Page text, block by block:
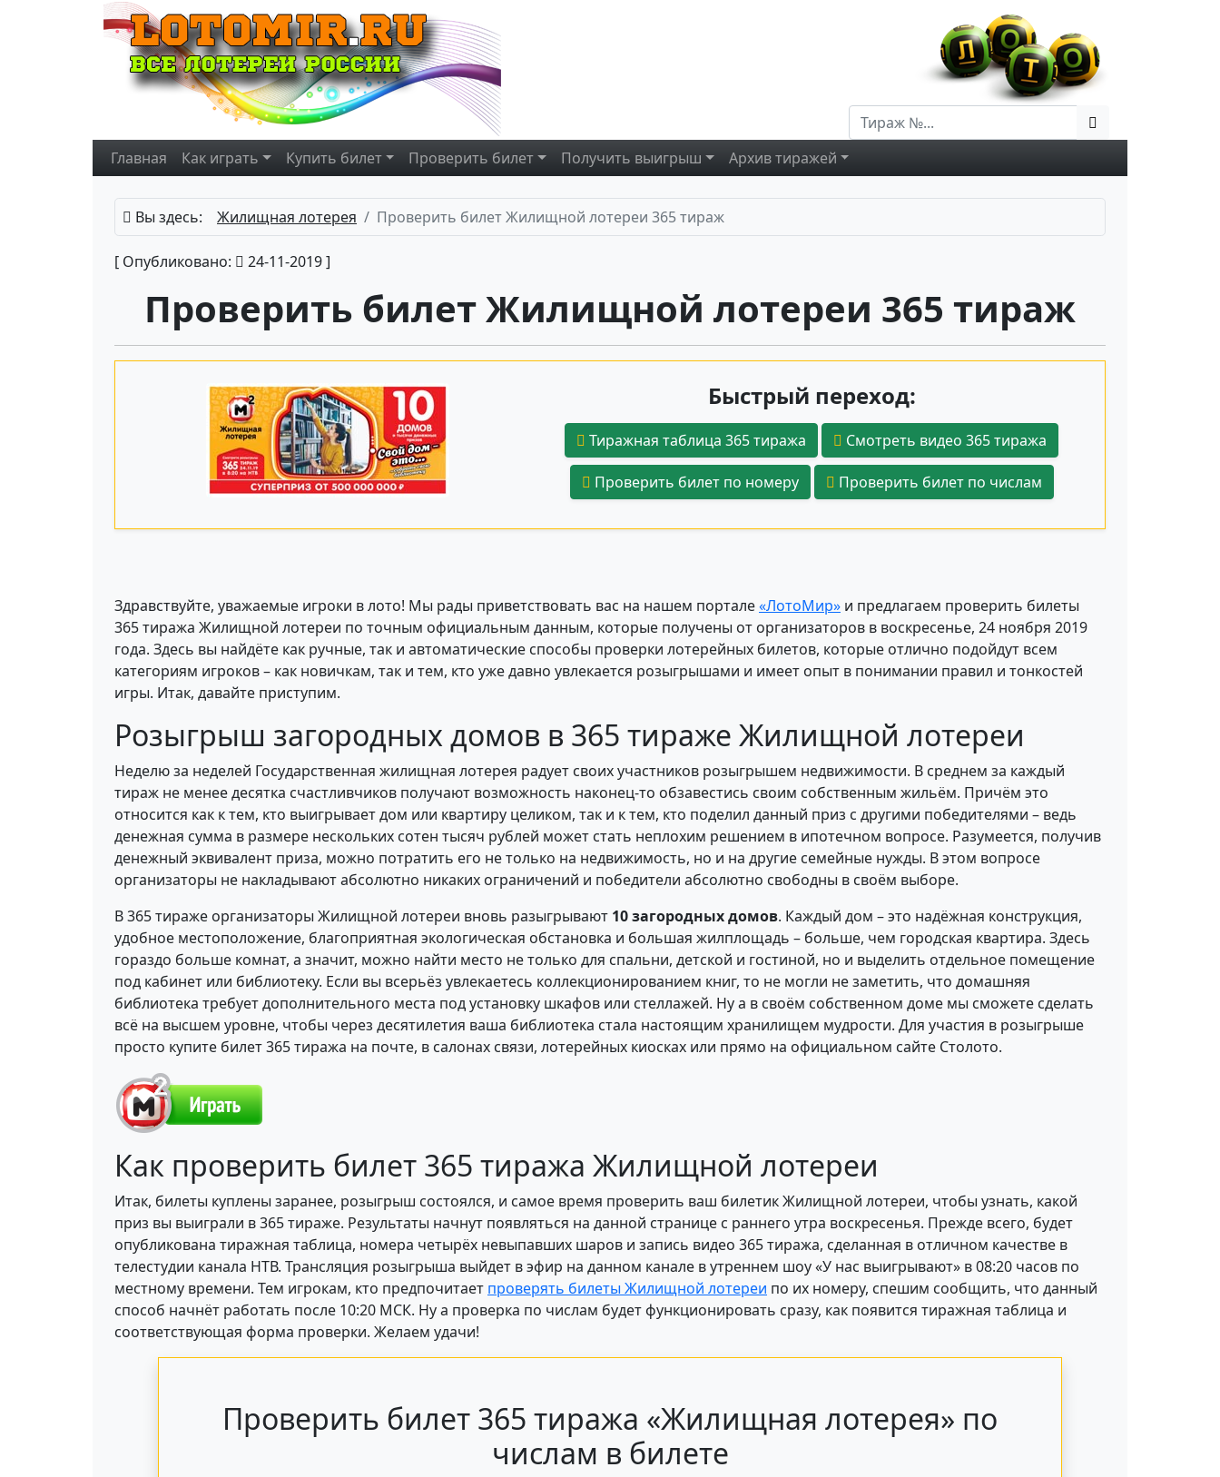
Главная Как играть Купить билет Проверить билет Получить выигрыш Архивтиражей
Вы здесь: Жилищная лотерея Проверить билет Жилищной лотереи 365 тираж
[ Опубликовано: 24-11-2019 ]
Проверить билет Жилищной лотереи 365 тираж
Быстрый переход:
Тиражная таблица 365 тиража Смотреть видео 365 тиража
Проверить билет по номеру Проверить билет по числам
Здравствуйте, уважаемые игроки в лото! Мы рады приветствовать вас на нашем портале«ЛотоМир» и предлагаем проверить билеты
365 тиража Жилищной лотереи по точным официальным данным, которые получены от организаторов в воскресенье, 24 ноября 2019
года. Здесь вы найдёте как ручные, так и автоматические способы проверки лотерейных билетов, которые отлично подойдут всем
категориям игроков – как новичкам, так и тем, кто уже давно увлекается розыгрышами и имеет опыт в понимании правил и тонкостей
игры. Итак, давайте приступим.
Розыгрыш загородных домов в 365 тираже Жилищной лотереи
Неделю за неделей Государственная жилищная лотерея радует своих участников розыгрышем недвижимости. В среднем за каждый
тираж не менее десятка счастливчиков получают возможность наконец-то обзавестись своим собственным жильём. Причём это
относится как к тем, кто выигрывает дом или квартиру целиком, так и к тем, кто поделил данный приз с другими победителями – ведь
денежная сумма в размере нескольких сотен тысяч рублей может стать неплохим решением в ипотечном вопросе. Разумеется, получив
денежный эквивалент приза, можно потратить его не только на недвижимость, но и на другие семейные нужды. В этом вопросе
организаторы не накладывают абсолютно никаких ограничений и победители абсолютно свободны в своём выборе.
В 365 тираже организаторы Жилищной лотереи вновь разыгрывают 10 загородных домов. Каждый дом – это надёжная конструкция,
удобное местоположение, благоприятная экологическая обстановка и большая жилплощадь – больше, чем городская квартира. Здесь
гораздо больше комнат, а значит, можно найти место не только для спальни, детской и гостиной, но и выделить отдельное помещение
под кабинет или библиотеку. Если вы всерьёз увлекаетесь коллекционированием книг, то не могли не заметить, что домашняя
библиотека требует дополнительного места под установку шкафов или стеллажей. Ну а в своём собственном доме мы сможете сделать
всё на высшем уровне, чтобы через десятилетия ваша библиотека стала настоящим хранилищем мудрости. Для участия в розыгрыше
просто купите билет 365 тиража на почте, в салонах связи, лотерейных киосках или прямо на официальном сайте Столото.
Как проверить билет 365 тиража Жилищной лотереи
Итак, билеты куплены заранее, розыгрыш состоялся, и самое время проверить ваш билетик Жилищной лотереи, чтобы узнать, какой
приз вы выиграли в 365 тираже. Результаты начнут появляться на данной странице с раннего утра воскресенья. Прежде всего, будет
опубликована тиражная таблица, номера четырёх невыпавших шаров и запись видео 365 тиража, сделанная в отличном качестве в
телестудии канала НТВ. Трансляция розыгрыша выйдет в эфир на данном канале в утреннем шоу «У нас выигрывают» в 08:20 часов по
местному времени. Тем игрокам, кто предпочитает проверять билеты Жилищной лотереи по их номеру, спешим сообщить, что данный
способ начнёт работать после 10:20 МСК. Ну а проверка по числам будет функционировать сразу, как появится тиражная таблица и
соответствующая форма проверки. Желаем удачи!
Проверить билет 365 тиража «Жилищная лотерея» по
числам в билете